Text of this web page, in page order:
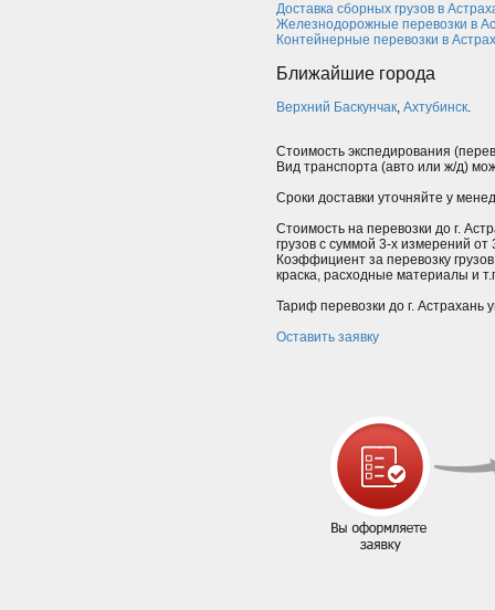
Доставка сборных грузов в
Железнодорожные перевозки в
Контейнерные перевозки в
Ближайшие города
Верхний Баскунчак, Ахтубинск.
Стоимость экспедирования
Вид транспорта (авто или ж/д)
Сроки доставки уточняйте у
Стоимость на перевозки до г.
грузов с суммой 3-х измерений
Коэффициент за перевозку
краска, расходные материалы и
Тариф перевозки до г. Астрахань
Оставить заявку